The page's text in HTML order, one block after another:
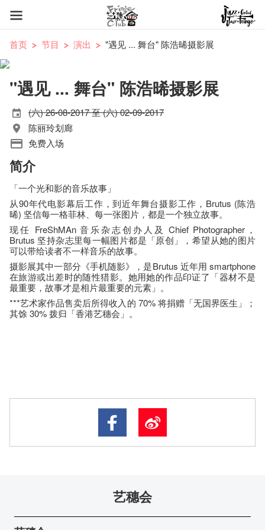
首页 节目 演出 "遇见 ... 舞台" 陈浩晞摄影展
"遇见 ... 舞台" 陈浩晞摄影展
(六) 26-08-2017 至 (六) 02-09-2017
陈丽玲划廊
免费入场
简介
「一个光和影的音乐故事」
从90年代电影幕后工作，到近年舞台摄影工作，Brutus (陈浩
晞) 坚信每一格菲林、每一张图片，都是一个独立故事。
现任 FreShMAn 音乐杂志创办人及 Chief Photographer，
Brutus 坚持杂志里每一幅图片都是「原创」，希望从她的图片
可以带给读者不一样音乐的故事。
摄影展其中一部分《手机随影》，是Brutus 近年用 smartphone
在旅游或出差时的随性猎影。她用她的作品印证了「器材不是
最重要，故事才是相片最重要的元素」。
***艺术家作品售卖后所得收入的 70% 将捐赠「无国界医生」；
其馀 30% 拨归「香港艺穗会」。
艺穗会